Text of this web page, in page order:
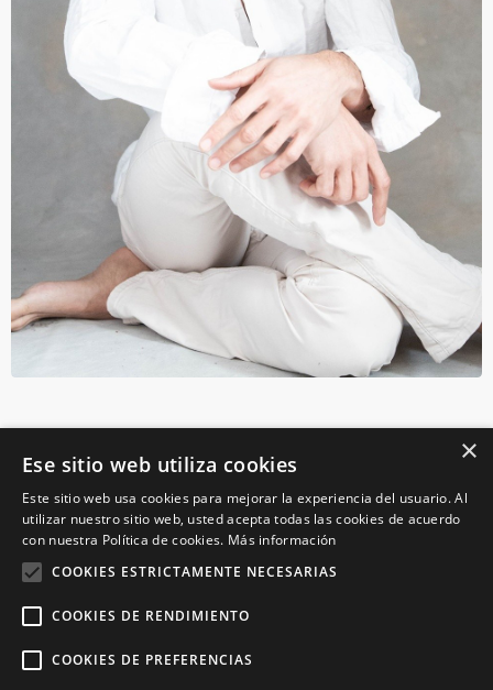
×
Ese sitio web utiliza cookies
Este sitio web usa cookies para mejorar la experiencia del usuario. Al
utilizar nuestro sitio web, usted acepta todas las cookies de acuerdo
con nuestra Política de cookies. Más información
COOKIES ESTRICTAMENTE NECESARIAS
COOKIES DE RENDIMIENTO
COOKIES DE PREFERENCIAS